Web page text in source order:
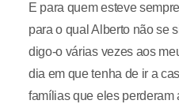
E para quem esteve
para o qual Alberto não se
digo-o várias vezes aos
dia em que tenha de ir a
famílias que eles